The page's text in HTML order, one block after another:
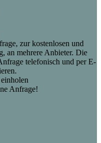
zur kostenlosen und
an mehrere Anbieter. Die
telefonisch und per E-
Anfrage!